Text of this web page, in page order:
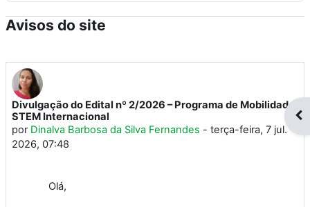
Avisos do site
Divulgação do Edital nº 2/2026 – Programa de Mobilidade
STEM Internacional
por Dinalva Barbosa da Silva Fernandes - terça-feira, 7 jul.
2026, 07:48
Olá,